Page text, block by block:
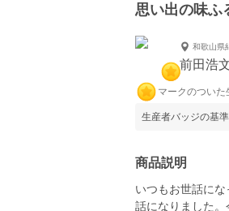
思い出の味ふ
和歌山県
前田浩
マークのついた
生産者バッジの基
商品説明
いつもお世話に
話になりました。